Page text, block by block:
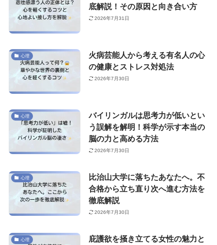
底解説！その原因と向き合い方
2026年7月31日
心理
火病芸能人から考える有名人の心
の健康とストレス対処法
2026年7月30日
心理
バイリンガルは思考力が低いとい
う誤解を解明！科学が示す本当の
脳の力と高める方法
2026年7月30日
心理
比治山大学に落ちたあなたへ。不
合格から立ち直り次へ進む方法を
徹底解説
2026年7月30日
心理
庇護欲を掻き立てる女性の魅力と